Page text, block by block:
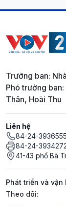
Trưởng ban:
Phó trưởng
Thân, Hoài Thu
Liên hệ
84-24-
84-24-
41-43 phố Bà
Phát triển và vận
Mạng xã
Theo dõi: